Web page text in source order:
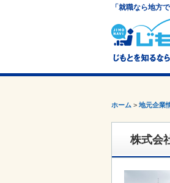
「就職なら地方
ホーム > 地元企業
株式会